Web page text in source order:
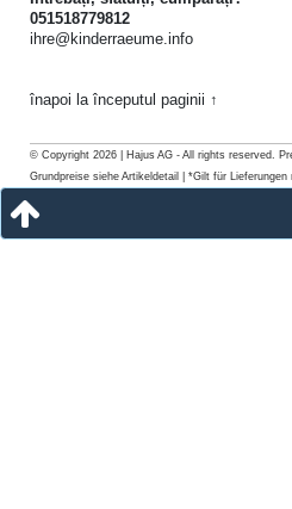
051518779812
ihre@kinderraeume.info
înapoi la începutul paginii ↑
© Copyright 2026 | Hajus AG - All rights reserved.
Grundpreise siehe Artikeldetail | *Gilt für Lieferungen